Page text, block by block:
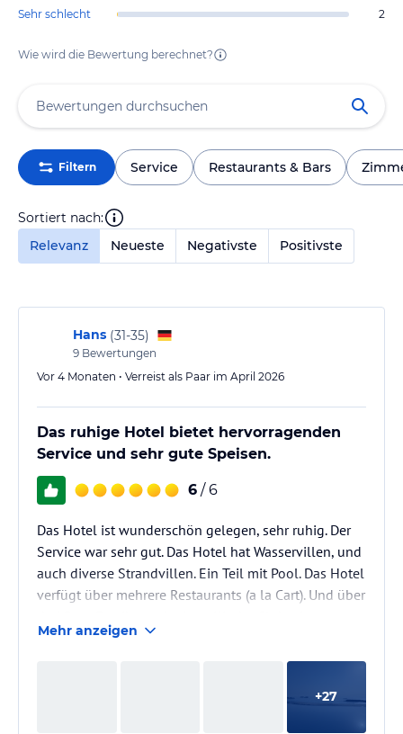
Sehr schlecht
2
Wie wird die Bewertung berechnet?
Filtern Service Restaurants & Bars
Sortiert nach:
Relevanz
Neueste Negativste Positivste
Hans (31-35)
9 Bewertungen
Vor 4 Monaten • Verreist als Paar im April 2026
Das ruhige Hotel bietet hervorragenden
Service und sehr gute Speisen.
6 / 6
Das Hotel ist wunderschön gelegen, sehr ruhig. Der
Service war sehr gut. Das Hotel hat Wasservillen, und
auch diverse Strandvillen. Ein Teil mit Pool. Das Hotel
verfügt über mehrere Restaurants (a la Cart). Und über
Kinderpool und auch Sportanlagen.
Mehr anzeigen
+27